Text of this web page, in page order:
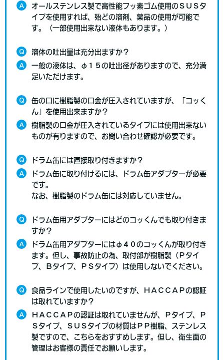
A
オールステンレス製で高性能フッ素ゴム使用のＳＵＳタ
イプを使用すれば、殆どの溶剤、薬品の使用が可能で
す。（一部使用出来ない液体もあります。）
Q 溶体の吐出量は充分出ますか？
A
一般の液体は、φ１５の吐出径がありますので、充分満
足いただけます。
Q
缶の口に樹脂製の口金が圧入されていますが、「コッく
ん」を使用出来ますか？
A
樹脂製の口金が圧入されているタイプには使用出来ない
ものが有りますので、お問い合わせ確認が必要です。
Q ドラム缶には直接取り付きますか？
A
ドラム缶に取り付けるには、ドラム缶アダプターが必要
です。
なお、樹脂製のドラム缶には対応していません。
Q
ドラム缶用アダプターにはどのコッくんでも取り付きま
すか？
A
ドラム缶用アダプターにはφ４０のコッくんが取り付き
ます。但し、事故防止の為、取付部が樹脂製（Ｐタイ
プ、Ｂタイプ、ＰＳタイプ）は使用しないでください。
Q
食品ラインで使用したいのですが、ＨＡＣＣＡＰの認証
は取れていますか？
A
ＨＡＣＣＡＰの認証は取れていませんが、Ｐタイプ、Ｐ
Ｓタイプ、ＳＵＳタイプの材質はＰＰ樹脂、ステンレス
製ですので、こちらをおすすめします。但し、衛生面の
管理はお客様の責任でお願いします。